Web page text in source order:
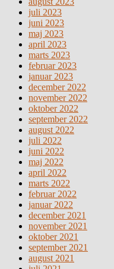
juli 2023
juni 2023
maj 2023
april 2023
marts 2023
februar 2023
januar 2023
december 2022
november 2022
oktober 2022
september 2022
august 2022
juli 2022
juni 2022
maj 2022
april 2022
marts 2022
februar 2022
januar 2022
december 2021
november 2021
oktober 2021
september 2021
august 2021